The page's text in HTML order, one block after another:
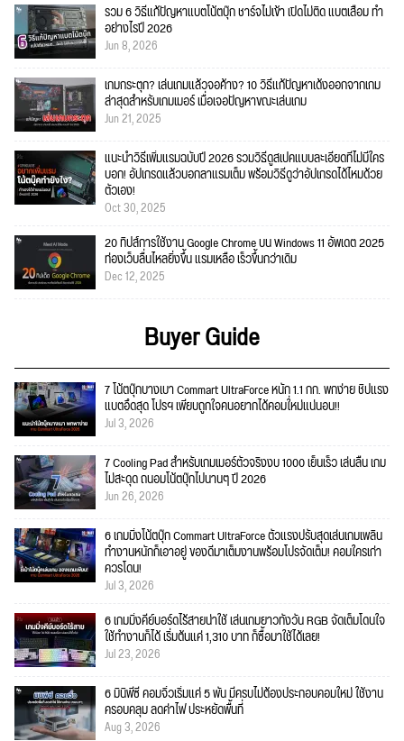
รวม 6 วิธีแก้ปัญหาแบตโน้ตบุ๊ก ชาร์จไม่เข้า เปิดไม่ติด แบตเสื่อม ทำ
อย่างไรปี 2026
Jun 8, 2026
เกมกระตุก? เล่นเกมแล้วจอค้าง? 10 วิธีแก้ปัญหาเด้งออกจากเกม
ล่าสุดสำหรับเกมเมอร์ เมื่อเจอปัญหาขณะเล่นเกม
Jun 21, 2025
แนะนำวิธีเพิ่มแรมฉบับปี 2026 รวมวิธีดูสเปคแบบละเอียดที่ไม่มีใคร
บอก! อัปเกรดแล้วบอกลาแรมเต็ม พร้อมวิธีดูว่าอัปเกรดได้ไหมด้วย
ตัวเอง!
Oct 30, 2025
20 ทิปส์การใช้งาน Google Chrome บน Windows 11 อัพเดต 2025
ท่องเว็บลื่นไหลยิ่งขึ้น แรมเหลือ เร็วขึ้นกว่าเดิม
Dec 12, 2025
Buyer Guide
7 โน้ตบุ๊กบางเบา Commart UltraForce หนัก 1.1 กก. พกง่าย ชิปแรง
แบตอึดสุด โปรฯ เพียบถูกใจคนอยากได้คอมใ่หม่แน่นอน!!
Jul 3, 2026
7 Cooling Pad สำหรับเกมเมอร์ตัวจริงงบ 1000 เย็นเร็ว เล่นลื่น เกม
ไม่สะดุด ถนอมโน้ตบุ๊กไปนานๆ ปี 2026
Jun 26, 2026
6 เกมมิ่งโน้ตบุ๊ก Commart UltraForce ตัวแรงปรับสุดเล่นเกมเพลิน
ทำงานหนักก็เอาอยู่ ของดีมาเต็มงานพร้อมโปรจัดเต็ม! คอมใครเก่า
ควรโดน!
Jul 3, 2026
6 เกมมิ่งคีย์บอร์ดไร้สายน่าใช้ เล่นเกมยาวทั้งวัน RGB จัดเต็มโดนใจ
ใช้ทำงานก็ได้ เริ่มต้นแค่ 1,310 บาท ก็ซื้อมาใช้ได้เลย!
Jul 23, 2026
6 มินิพีซี คอมจิ๋วเริ่มแค่ 5 พัน มีครบไม่ต้องประกอบคอมใหม่ ใช้งาน
ครอบคลุม ลดค่าไฟ ประหยัดพื้นที่
Aug 3, 2026